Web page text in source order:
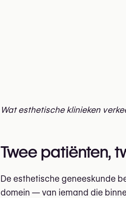
Wat esthetische klinieken
Twee patiënten,
De esthetische geneeskunde
domein — van iemand die